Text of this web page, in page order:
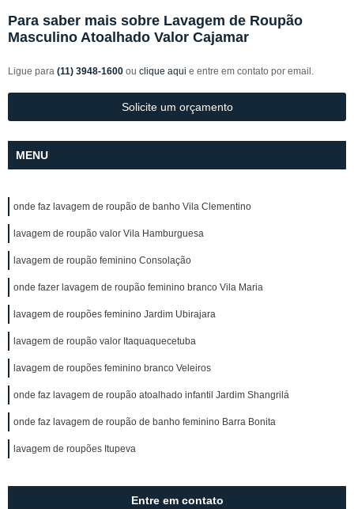
Para saber mais sobre Lavagem de Roupão
Masculino Atoalhado Valor Cajamar
Ligue para (11) 3948-1600 ou clique aqui e entre em contato por email.
Solicite um orçamento
MENU
onde faz lavagem de roupão de banho Vila Clementino
lavagem de roupão valor Vila Hamburguesa
lavagem de roupão feminino Consolação
onde fazer lavagem de roupão feminino branco Vila Maria
lavagem de roupões feminino Jardim Ubirajara
lavagem de roupão valor Itaquaquecetuba
lavagem de roupões feminino branco Veleiros
onde faz lavagem de roupão atoalhado infantil Jardim Shangrilá
onde faz lavagem de roupão de banho feminino Barra Bonita
lavagem de roupões Itupeva
Entre em contato